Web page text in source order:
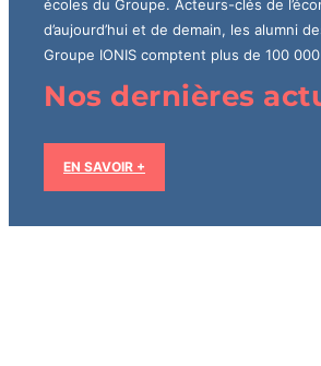
écoles du Groupe. Acteurs-clés de
d’aujourd’hui et de demain, les alumni
Groupe IONIS comptent plus de 100
Nos dernières
EN SAVOIR +